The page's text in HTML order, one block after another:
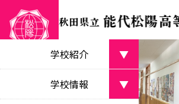
学校紹介
▼
学校長あいさつ
学校情報
▼